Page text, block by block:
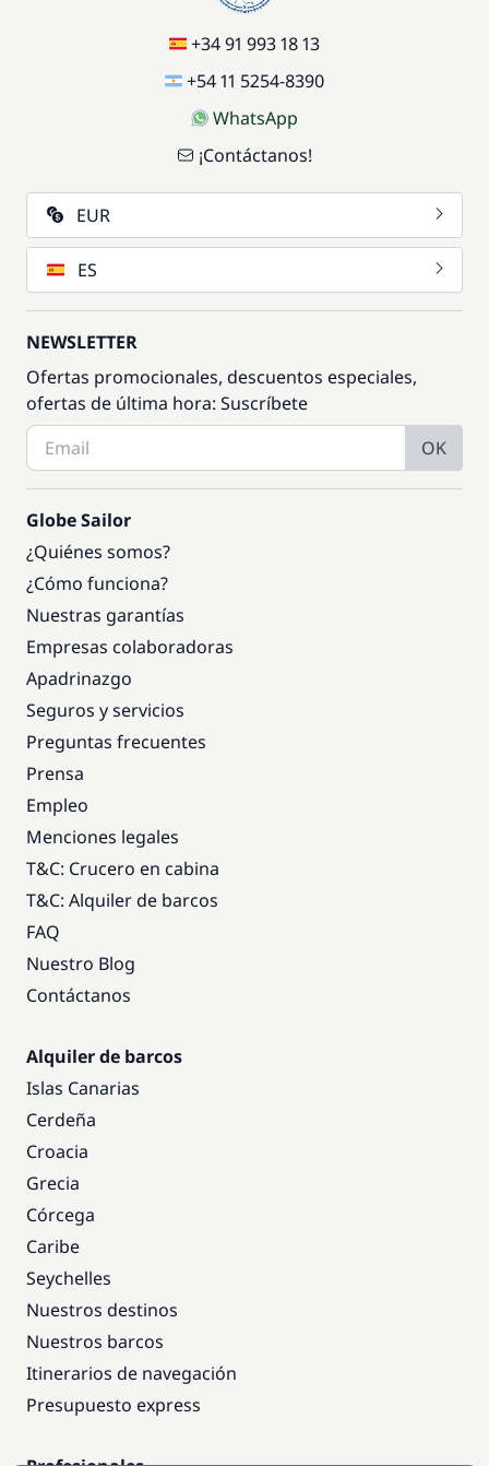
+34 91 993 18 13
+54 11 5254-8390
WhatsApp
¡Contáctanos!
EUR
ES
NEWSLETTER
Ofertas promocionales, descuentos especiales,
ofertas de última hora: Suscríbete
OK
Globe Sailor
¿Quiénes somos?
¿Cómo funciona?
Nuestras garantías
Empresas colaboradoras
Apadrinazgo
Seguros y servicios
Preguntas frecuentes
Prensa
Empleo
Menciones legales
T&C: Crucero en cabina
T&C: Alquiler de barcos
FAQ
Nuestro Blog
Contáctanos
Alquiler de barcos
Islas Canarias
Cerdeña
Croacia
Grecia
Córcega
Caribe
Seychelles
Nuestros destinos
Nuestros barcos
Itinerarios de navegación
Presupuesto express